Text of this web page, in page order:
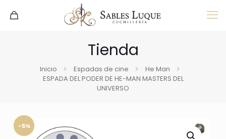
Tienda
Inicio Espadas de cine
He Man
ESPADA DEL PODER DE HE-MAN MASTERS DEL
UNIVERSO
-5%